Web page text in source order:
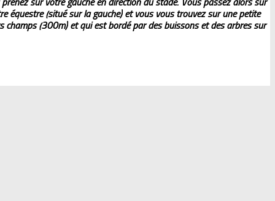
sur votre gauche en direction du stade. Vous passez alors sur
équestre (situé sur la gauche) et vous vous trouvez sur une petite
(300m) et qui est bordé par des buissons et des arbres sur